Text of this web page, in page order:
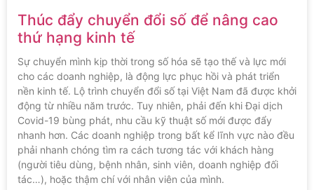
Thúc đẩy chuyển đổi số để nâng cao
thứ hạng kinh tế
Sự chuyển mình kịp thời trong số hóa sẽ tạo thế và lực mới
cho các doanh nghiệp, là động lực phục hồi và phát triển
nền kinh tế. Lộ trình chuyển đổi số tại Việt Nam đã được khởi
động từ nhiều năm trước. Tuy nhiên, phải đến khi Đại dịch
Covid-19 bùng phát, nhu cầu kỹ thuật số mới được đẩy
nhanh hơn. Các doanh nghiệp trong bất kể lĩnh vực nào đều
phải nhanh chóng tìm ra cách tương tác với khách hàng
(người tiêu dùng, bệnh nhân, sinh viên, doanh nghiệp đối
tác…), hoặc thậm chí với nhân viên của mình.